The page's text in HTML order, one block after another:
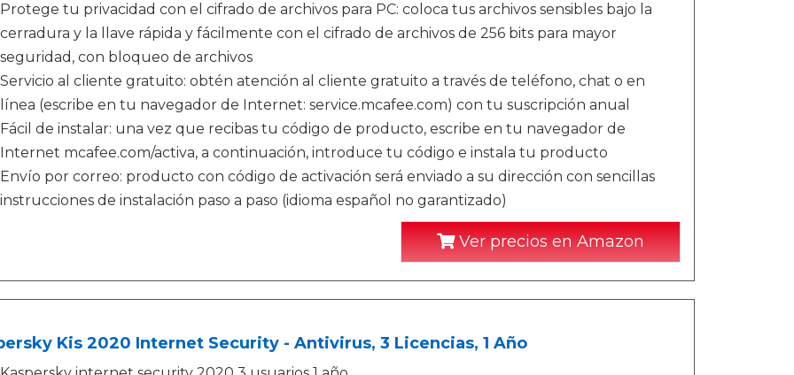
Protege tu privacidad con el cifrado de archivos para PC: coloca tus archivos sensibles bajo la
cerradura y la llave rápida y fácilmente con el cifrado de archivos de 256 bits para mayor
seguridad, con bloqueo de archivos
Servicio al cliente gratuito: obtén atención al cliente gratuito a través de teléfono, chat o en
línea (escribe en tu navegador de Internet: service.mcafee.com) con tu suscripción anual
Fácil de instalar: una vez que recibas tu código de producto, escribe en tu navegador de
Internet mcafee.com/activa, a continuación, introduce tu código e instala tu producto
Envío por correo: producto con código de activación será enviado a su dirección con sencillas
instrucciones de instalación paso a paso (idioma español no garantizado)
Ver precios en Amazon
Kis 2020 Internet Security - Antivirus, 3 Licencias, 1 Año